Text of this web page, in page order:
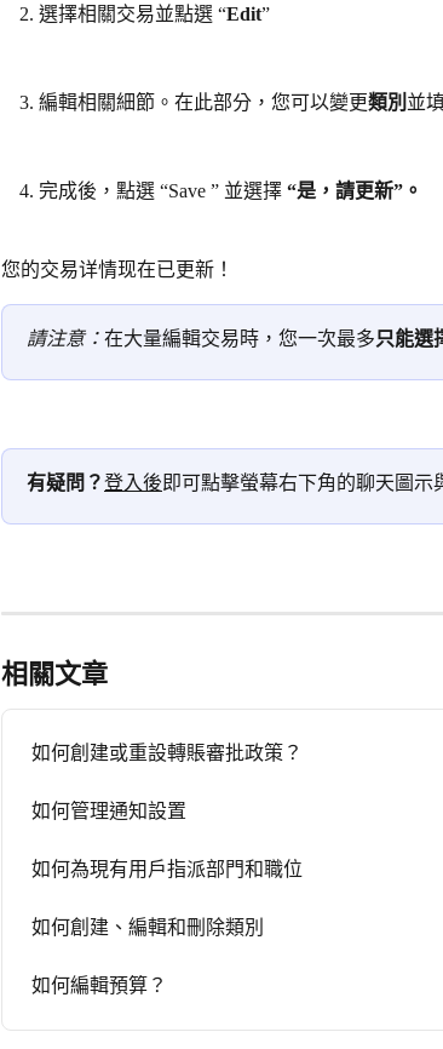
選擇相關交易並點選 “Edit”
編輯相關細節。在此部分，您可以變更類別 並
完成後，點選 “Save ” 並選擇 “是，請更新”。
您的交易详情现在已更新！
請注意： 在大量編輯交易時，您一次最多只能選
有疑問？登入後 即可點擊螢幕右下角的聊天圖示
相關文章
如何創建或重設轉賬審批政策？
如何管理通知設置
如何為現有用戶指派部門和職位
如何創建、編輯和刪除類別
如何編輯預算？